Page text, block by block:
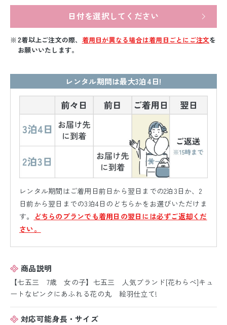
日付を選択してください
2着以上ご注文の際、 着用日が異なる場合は着用日ごとにご注文を
お願いいたします。
レンタル期間は最大3泊4日!
レンタル期間はご着用日前日から翌日までの2泊3日か、2
日前から翌日までの3泊4日のどちらかをお選びいただけま
す。
どちらのプランでも着用日の翌日には必ずご返却くだ
さい。
商品説明
【七五三 7歳 女の子】七五三 人気ブランド[花わらべ]キュ
ートなピンクにあふれる花の丸 絵羽仕立て!
対応可能身長・サイズ